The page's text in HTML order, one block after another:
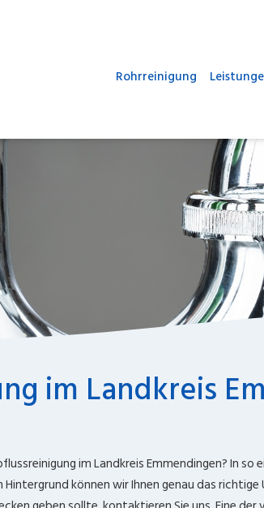
Rohrreinigung
im Landkreis
im Landkreis Emmendingen? In
können wir Ihnen genau das